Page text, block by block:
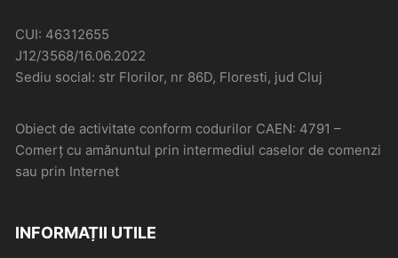
CUI: 46312655
J12/3568/16.06.2022
Sediu social: str Florilor, nr 86D, Floresti, jud Cluj
Obiect de activitate conform codurilor CAEN: 4791 –
Comerţ cu amănuntul prin intermediul caselor de comenzi
sau prin Internet
INFORMAȚII UTILE